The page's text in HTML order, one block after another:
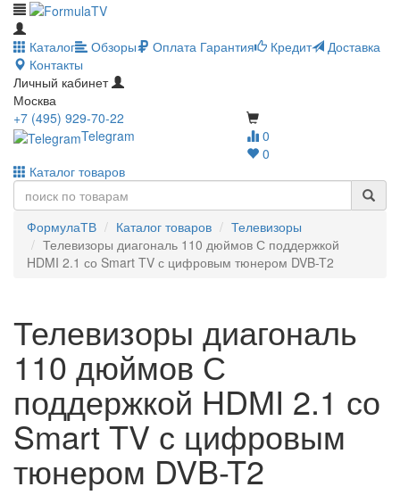
Каталог Обзоры Оплата Гарантия Кредит
Доставка
Контакты
Личный кабинет
Москва
0
0
+7 (495) 929-70-22
Telegram
Каталог товаров
ФормулаТВ Каталог товаров
Телевизоры
Телевизоры диагональ 110 дюймов С поддержкой
HDMI 2.1 со Smart TV с цифровым тюнером DVB-T2
Телевизоры диагональ
110 дюймов С
поддержкой HDMI 2.1 со
Smart TV с цифровым
тюнером DVB-T2